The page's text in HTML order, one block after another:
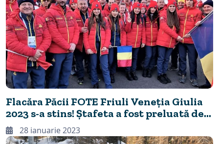
Flacăra Păcii FOTE Friuli Veneția Giulia
2023 s-a stins! Ștafeta a fost preluată de
Georgia, următoarea gazdă a FOTE de
iarnă!28 ianuarie 2023